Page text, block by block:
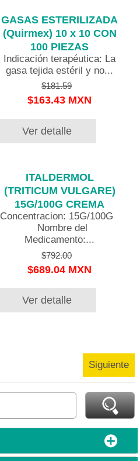
GASAS ESTERILIZADA
(Quirmex) 10 x 10 CON
100 PIEZAS
Indicación terapéutica: La
gasa tejida estéril y no...
$181.59
$163.43 MXN
Ver detalle
ITALDERMOL
(TRITICUM VULGARE)
15G/100G CREMA
Concentracion: 15G/100G
Nombre del
Medicamento:...
$792.00
$689.04 MXN
Ver detalle
Siguiente